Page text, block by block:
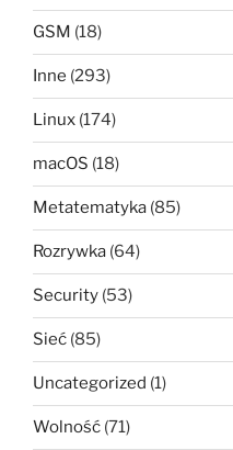
GSM (18)
Inne (293)
Linux (174)
macOS (18)
Metatematyka (85)
Rozrywka (64)
Security (53)
Sieć (85)
Uncategorized (1)
Wolność (71)